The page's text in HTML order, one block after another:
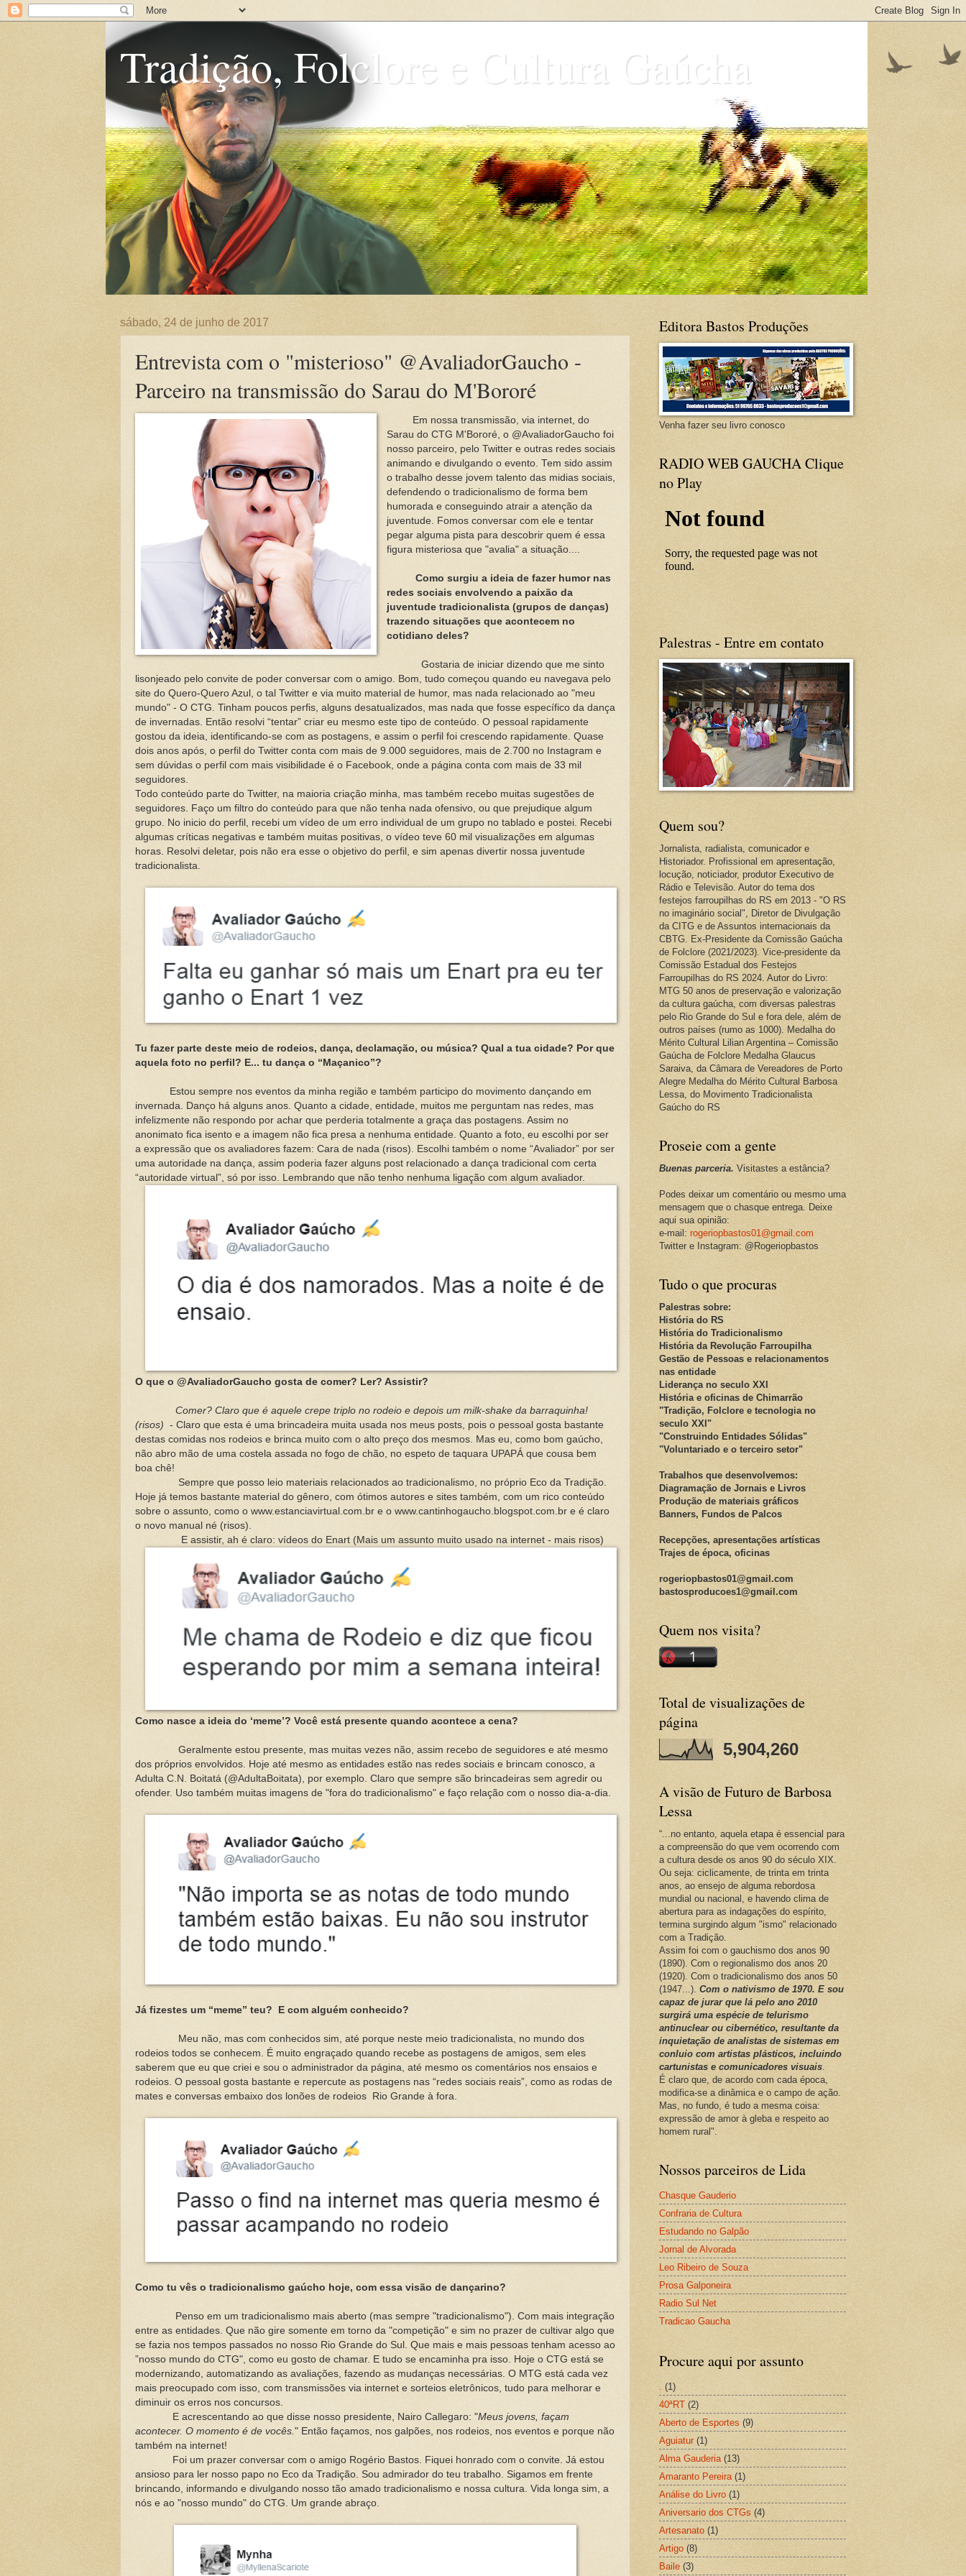
Tradição, Folclore e Cultura Gaúcha
sábado, 24 de junho de 2017
Entrevista com o "misterioso" @AvaliadorGaucho -
Parceiro na transmissão do Sarau do M'Bororé
Em nossa transmissão, via internet, do
Sarau do CTG M'Bororé, o @AvaliadorGaucho foi
nosso parceiro, pelo Twitter e outras redes sociais
animando e divulgando o evento. Tem sido assim
o trabalho desse jovem talento das midias sociais,
defendendo o tradicionalismo de forma bem
humorada e conseguindo atrair a atenção da
juventude. Fomos conversar com ele e tentar
pegar alguma pista para descobrir quem é essa
figura misteriosa que "avalia" a situação....
Como surgiu a ideia de fazer humor nas
redes sociais envolvendo a paixão da
juventude tradicionalista (grupos de danças)
trazendo situações que acontecem no
cotidiano deles?
Gostaria de iniciar dizendo que me sinto
lisonjeado pelo convite de poder conversar com o amigo. Bom, tudo começou quando eu navegava pelo
site do Quero-Quero Azul, o tal Twitter e via muito material de humor, mas nada relacionado ao "meu
mundo" - O CTG. Tinham poucos perfis, alguns desatualizados, mas nada que fosse específico da dança
de invernadas. Então resolvi “tentar” criar eu mesmo este tipo de conteúdo. O pessoal rapidamente
gostou da ideia, identificando-se com as postagens, e assim o perfil foi crescendo rapidamente. Quase
dois anos após, o perfil do Twitter conta com mais de 9.000 seguidores, mais de 2.700 no Instagram e
sem dúvidas o perfil com mais visibilidade é o Facebook, onde a página conta com mais de 33 mil
seguidores.
Todo conteúdo parte do Twitter, na maioria criação minha, mas também recebo muitas sugestões de
seguidores. Faço um filtro do conteúdo para que não tenha nada ofensivo, ou que prejudique algum
grupo. No inicio do perfil, recebi um vídeo de um erro individual de um grupo no tablado e postei. Recebi
algumas críticas negativas e também muitas positivas, o vídeo teve 60 mil visualizações em algumas
horas. Resolvi deletar, pois não era esse o objetivo do perfil, e sim apenas divertir nossa juventude
tradicionalista.
Tu fazer parte deste meio de rodeios, dança, declamação, ou música? Qual a tua cidade? Por que
aquela foto no perfil? E... tu dança o “Maçanico”?
Estou sempre nos eventos da minha região e também participo do movimento dançando em
invernada. Danço há alguns anos. Quanto a cidade, entidade, muitos me perguntam nas redes, mas
infelizmente não respondo por achar que perderia totalmente a graça das postagens. Assim no
anonimato fica isento e a imagem não fica presa a nenhuma entidade. Quanto a foto, eu escolhi por ser
a expressão que os avaliadores fazem: Cara de nada (risos). Escolhi também o nome “Avaliador” por ser
uma autoridade na dança, assim poderia fazer alguns post relacionado a dança tradicional com certa
“autoridade virtual”, só por isso. Lembrando que não tenho nenhuma ligação com algum avaliador.
O que o @AvaliadorGaucho gosta de comer? Ler? Assistir?
Comer? Claro que é aquele crepe triplo no rodeio e depois um milk-shake da barraquinha!
(risos) - Claro que esta é uma brincadeira muita usada nos meus posts, pois o pessoal gosta bastante
destas comidas nos rodeios e brinca muito com o alto preço dos mesmos. Mas eu, como bom gaúcho,
não abro mão de uma costela assada no fogo de chão, no espeto de taquara UPAPÁ que cousa bem
boa chê!
Sempre que posso leio materiais relacionados ao tradicionalismo, no próprio Eco da Tradição.
Hoje já temos bastante material do gênero, com ótimos autores e sites também, com um rico conteúdo
sobre o assunto, como o www.estanciavirtual.com.br e o www.cantinhogaucho.blogspot.com.br e é claro
o novo manual né (risos).
E assistir, ah é claro: vídeos do Enart (Mais um assunto muito usado na internet - mais risos)
Como nasce a ideia do ‘meme’? Você está presente quando acontece a cena?
Geralmente estou presente, mas muitas vezes não, assim recebo de seguidores e até mesmo
dos próprios envolvidos. Hoje até mesmo as entidades estão nas redes sociais e brincam conosco, a
Adulta C.N. Boitatá (@AdultaBoitata), por exemplo. Claro que sempre são brincadeiras sem agredir ou
ofender. Uso também muitas imagens de "fora do tradicionalismo" e faço relação com o nosso dia-a-dia.
Já fizestes um “meme” teu? E com alguém conhecido?
Meu não, mas com conhecidos sim, até porque neste meio tradicionalista, no mundo dos
rodeios todos se conhecem. É muito engraçado quando recebe as postagens de amigos, sem eles
saberem que eu que criei e sou o administrador da página, até mesmo os comentários nos ensaios e
rodeios. O pessoal gosta bastante e repercute as postagens nas “redes sociais reais”, como as rodas de
mates e conversas embaixo dos lonões de rodeios Rio Grande à fora.
Como tu vês o tradicionalismo gaúcho hoje, com essa visão de dançarino?
Penso em um tradicionalismo mais aberto (mas sempre "tradicionalismo"). Com mais integração
entre as entidades. Que não gire somente em torno da "competição" e sim no prazer de cultivar algo que
se fazia nos tempos passados no nosso Rio Grande do Sul. Que mais e mais pessoas tenham acesso ao
”nosso mundo do CTG", como eu gosto de chamar. E tudo se encaminha pra isso. Hoje o CTG está se
modernizando, automatizando as avaliações, fazendo as mudanças necessárias. O MTG está cada vez
mais preocupado com isso, com transmissões via internet e sorteios eletrônicos, tudo para melhorar e
diminuir os erros nos concursos.
E acrescentando ao que disse nosso presidente, Nairo Callegaro: "Meus jovens, façam
acontecer. O momento é de vocês. " Então façamos, nos galpões, nos rodeios, nos eventos e porque não
também na internet!
Foi um prazer conversar com o amigo Rogério Bastos. Fiquei honrado com o convite. Já estou
ansioso para ler nosso papo no Eco da Tradição. Sou admirador do teu trabalho. Sigamos em frente
brincando, informando e divulgando nosso tão amado tradicionalismo e nossa cultura. Vida longa sim, a
nós e ao "nosso mundo" do CTG. Um grande abraço.
Editora Bastos Produções
Venha fazer seu livro conosco
RADIO WEB GAUCHA Clique
no Play
Palestras - Entre em contato
Quem sou?
Jornalista, radialista, comunicador e
Historiador. Profissional em apresentação,
locução, noticiador, produtor Executivo de
Rádio e Televisão. Autor do tema dos
festejos farroupilhas do RS em 2013 - "O RS
no imaginário social", Diretor de Divulgação
da CITG e de Assuntos internacionais da
CBTG. Ex-Presidente da Comissão Gaúcha
de Folclore (2021/2023). Vice-presidente da
Comissão Estadual dos Festejos
Farroupilhas do RS 2024. Autor do Livro:
MTG 50 anos de preservação e valorização
da cultura gaúcha, com diversas palestras
pelo Rio Grande do Sul e fora dele, além de
outros países (rumo as 1000). Medalha do
Mérito Cultural Lilian Argentina – Comissão
Gaúcha de Folclore Medalha Glaucus
Saraiva, da Câmara de Vereadores de Porto
Alegre Medalha do Mérito Cultural Barbosa
Lessa, do Movimento Tradicionalista
Gaúcho do RS
Proseie com a gente
Buenas parceria. Visitastes a estância?
Podes deixar um comentário ou mesmo uma
mensagem que o chasque entrega. Deixe
aqui sua opinião:
e-mail: rogeriopbastos01@gmail.com
Twitter e Instagram: @Rogeriopbastos
Tudo o que procuras
Palestras sobre:
História do RS
História do Tradicionalismo
História da Revolução Farroupilha
Gestão de Pessoas e relacionamentos
nas entidade
Liderança no seculo XXI
História e oficinas de Chimarrão
"Tradição, Folclore e tecnologia no
seculo XXI"
"Construindo Entidades Sólidas"
"Voluntariado e o terceiro setor"
Trabalhos que desenvolvemos:
Diagramação de Jornais e Livros
Produção de materiais gráficos
Banners, Fundos de Palcos
Recepções, apresentações artísticas
Trajes de época, oficinas
rogeriopbastos01@gmail.com
bastosproducoes1@gmail.com
Quem nos visita?
Total de visualizações de
página
5,904,260
A visão de Futuro de Barbosa
Lessa
“...no entanto, aquela etapa é essencial para
a compreensão do que vem ocorrendo com
a cultura desde os anos 90 do século XIX.
Ou seja: ciclicamente, de trinta em trinta
anos, ao ensejo de alguma rebordosa
mundial ou nacional, e havendo clima de
abertura para as indagações do espírito,
termina surgindo algum "ismo" relacionado
com a Tradição.
Assim foi com o gauchismo dos anos 90
(1890). Com o regionalismo dos anos 20
(1920). Com o tradicionalismo dos anos 50
(1947...). Com o nativismo de 1970. E sou
capaz de jurar que lá pelo ano 2010
surgirá uma espécie de telurismo
antinuclear ou cibernético, resultante da
inquietação de analistas de sistemas em
conluio com artistas plásticos, incluindo
cartunistas e comunicadores visuais.
É claro que, de acordo com cada época,
modifica-se a dinâmica e o campo de ação.
Mas, no fundo, é tudo a mesma coisa:
expressão de amor à gleba e respeito ao
homem rural".
Nossos parceiros de Lida
Chasque Gauderio
Confraria de Cultura
Estudando no Galpão
Jornal de Alvorada
Leo Ribeiro de Souza
Prosa Galponeira
Radio Sul Net
Tradicao Gaucha
Procure aqui por assunto
(1)
40ªRT (2)
Aberto de Esportes (9)
Aguiatur (1)
Alma Gauderia (13)
Amaranto Pereira (1)
Análise do Livro (1)
Aniversario dos CTGs (4)
Artesanato (1)
Artigo (8)
Baile (3)